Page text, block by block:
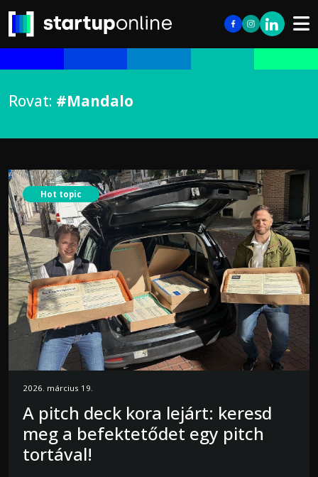
Rovat: #Mandalo
Hot topic
2026. március 19.
A pitch deck kora lejárt: keresd
meg a befektetődet egy pitch
tortával!